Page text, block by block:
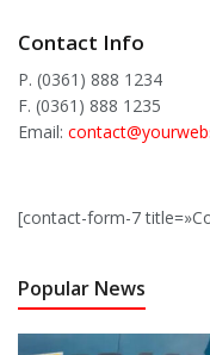
Contact Info
P. (0361) 888 1234
F. (0361) 888 1235
Email:
[contact-form-7
Popular News